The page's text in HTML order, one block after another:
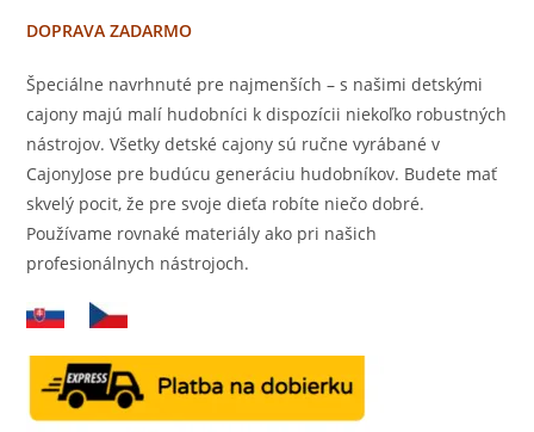
DOPRAVA ZADARMO
Špeciálne navrhnuté pre najmenších – s našimi detskými
cajony majú malí hudobníci k dispozícii niekoľko robustných
nástrojov. Všetky detské cajony sú ručne vyrábané v
CajonyJose pre budúcu generáciu hudobníkov. Budete mať
skvelý pocit, že pre svoje dieťa robíte niečo dobré.
Používame rovnaké materiály ako pri našich
profesionálnych nástrojoch.